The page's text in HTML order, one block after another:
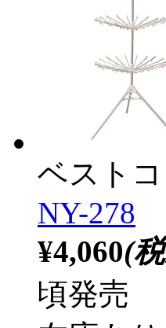
ベストコ
NY-278
¥4,060(
頃発売